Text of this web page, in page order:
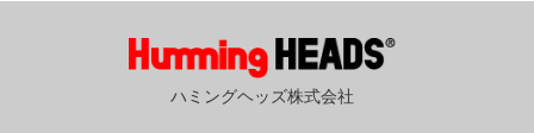
ハミングヘッズ株式会社